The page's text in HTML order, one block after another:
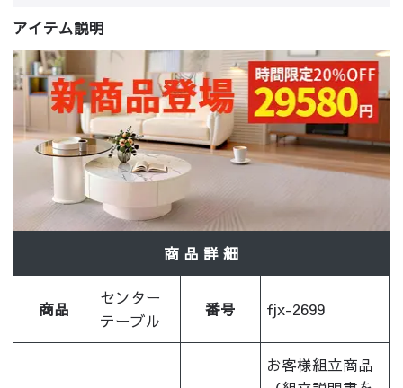
アイテム説明
商 品 詳 細
商品
センター
テーブル
番号 fjx-2699
お客様組立商品